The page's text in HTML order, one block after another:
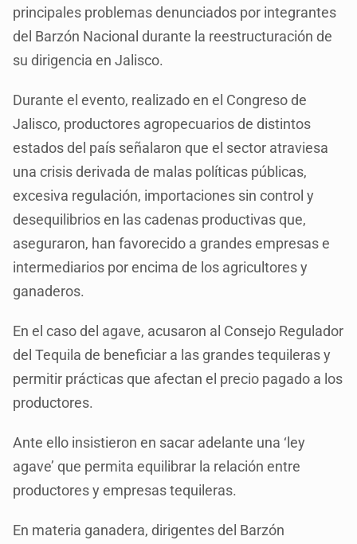
principales problemas denunciados por integrantes
del Barzón Nacional durante la reestructuración de
su dirigencia en Jalisco.
Durante el evento, realizado en el Congreso de
Jalisco, productores agropecuarios de distintos
estados del país señalaron que el sector atraviesa
una crisis derivada de malas políticas públicas,
excesiva regulación, importaciones sin control y
desequilibrios en las cadenas productivas que,
aseguraron, han favorecido a grandes empresas e
intermediarios por encima de los agricultores y
ganaderos.
En el caso del agave, acusaron al Consejo Regulador
del Tequila de beneficiar a las grandes tequileras y
permitir prácticas que afectan el precio pagado a los
productores.
Ante ello insistieron en sacar adelante una ‘ley
agave’ que permita equilibrar la relación entre
productores y empresas tequileras.
En materia ganadera, dirigentes del Barzón